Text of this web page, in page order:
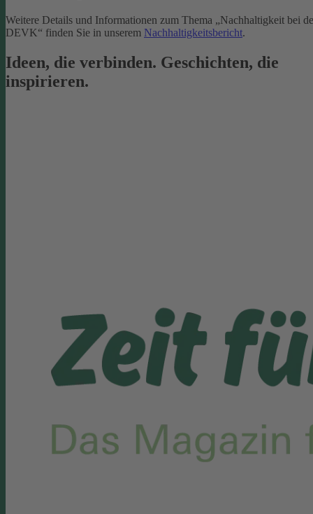
Weitere Details und Informationen zum Thema „Nachhaltigkeit bei
DEVK“ finden Sie in unserem Nachhaltigkeitsbericht.
Ideen, die verbinden. Geschichten, die
inspirieren.